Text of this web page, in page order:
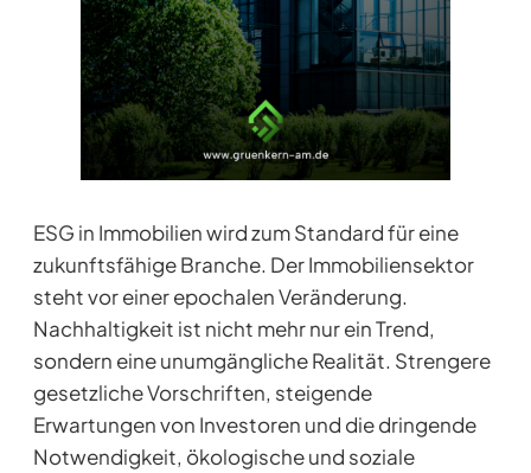
ESG in Immobilien wird zum Standard für eine
zukunftsfähige Branche. Der Immobiliensektor
steht vor einer epochalen Veränderung.
Nachhaltigkeit ist nicht mehr nur ein Trend,
sondern eine unumgängliche Realität. Strengere
gesetzliche Vorschriften, steigende
Erwartungen von Investoren und die dringende
Notwendigkeit, ökologische und soziale